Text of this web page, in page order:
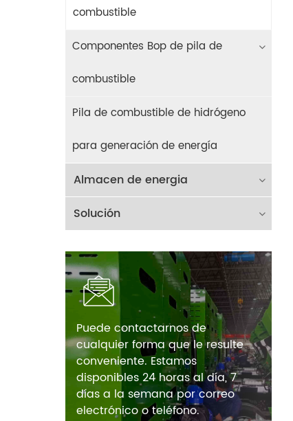
combustible
Componentes Bop de pila de
combustible
Pila de combustible de hidrógeno
para generación de energía
Almacen de energia
Solución
Puede contactarnos de
cualquier forma que le resulte
conveniente. Estamos
disponibles 24 horas al día, 7
días a la semana por correo
electrónico o teléfono.